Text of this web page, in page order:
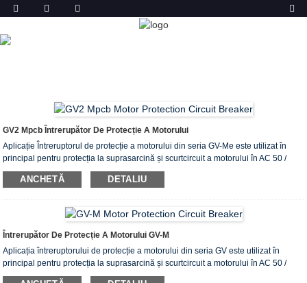
PRODUS
ACASĂ
GV2 Mpcb Întrerupător De Protecție A Motorului
Aplicație Întreruptorul de protecție a motorului din seria GV-Me este utilizat în
principal pentru protecția la suprasarcină și scurtcircuit a motorului în AC 50 /
60Hz, până la 660V, 0,1-80A circuit de alimentare, ca un starter de tensiune
completă pentru a porni și întrerupe motor, sub sarcina AC3 sau pentru protecția
rețeaua de distribuție a energiei. Specificație Tip Putere standard a motoarelor
trifazate 50 / 60Hz din categoria AC-3 Domeniu de setare curent (A) ...
ANCHETĂ DETALIU
Întrerupător De Protecție A Motorului GV-M
Aplicația întreruptorului de protecție a motorului din seria GV este utilizat în
principal pentru protecția la suprasarcină și scurtcircuit a motorului în AC 50 /
60Hz, până la 660V, 0,1-80A circuit de alimentare, ca un starter de tensiune